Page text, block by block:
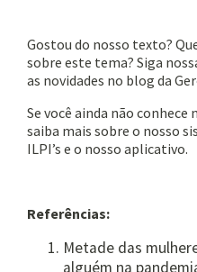
Gostou do nosso texto?
sobre este tema? Siga
as novidades no blog da
Se você ainda não conhece
saiba mais sobre o nosso
ILPI’s e o nosso aplicativo.
Referências:
Metade das
alguém na